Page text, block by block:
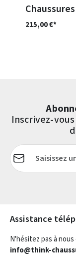
215,00 €*
Inscrivez-
Adresse e-mail*
Assistance
N'hésitez pas à
info@think-